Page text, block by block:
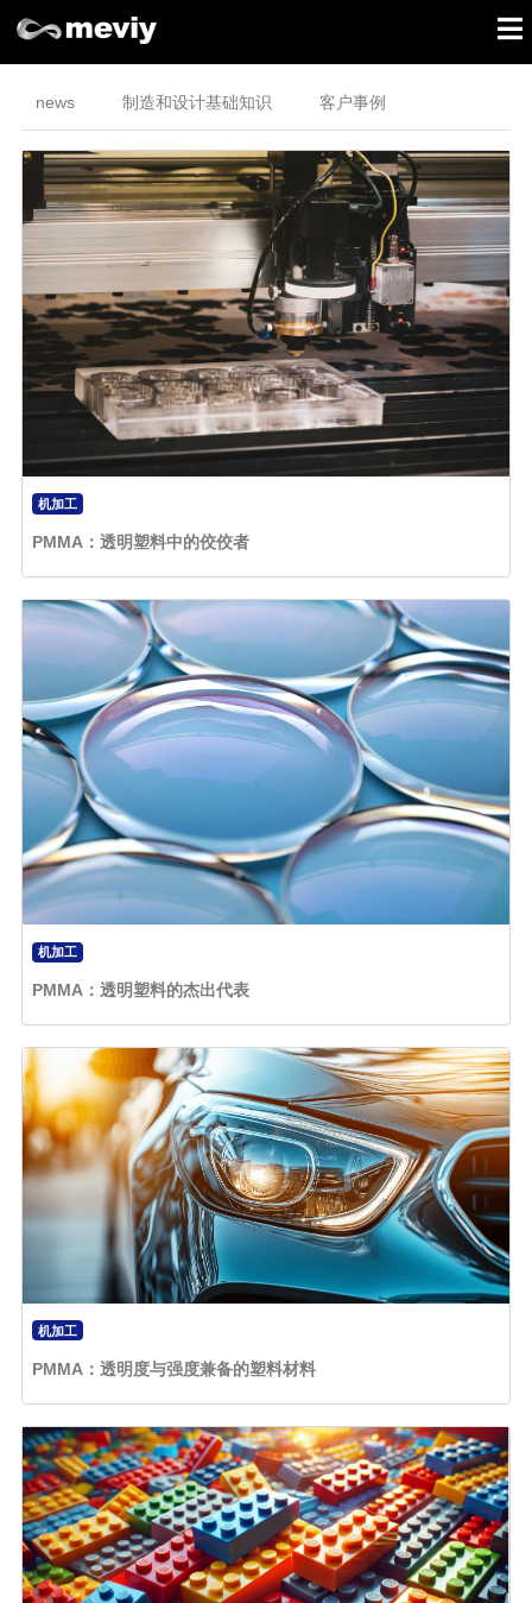
news 制造和设计基础知识 客户事例
机加工
PMMA：透明塑料中的佼佼者
机加工
PMMA：透明塑料的杰出代表
机加工
PMMA：透明度与强度兼备的塑料材料